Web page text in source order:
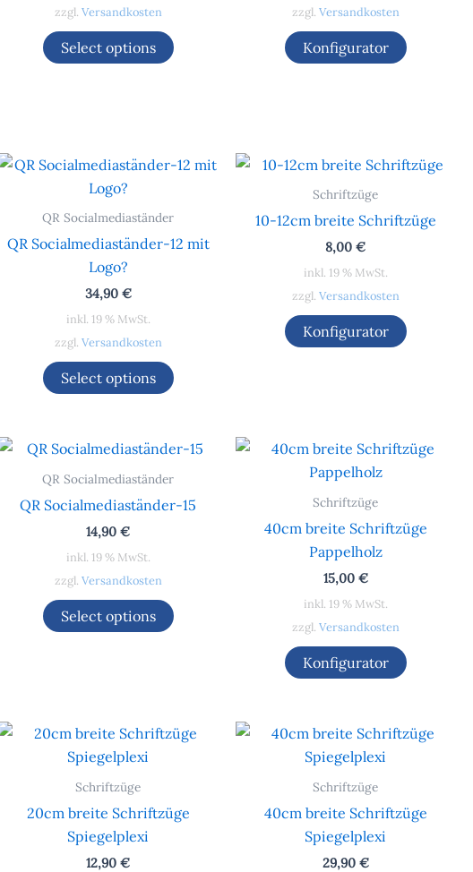
zzgl. Versandkosten
Select options
zzgl. Versandkosten
Konfigurator
QR Socialmediaständer
QR Socialmediaständer-12 mit
Logo?
34,90 €
inkl. 19 % MwSt.
zzgl. Versandkosten
Select options
Schriftzüge
10-12cm breite Schriftzüge
8,00€
inkl. 19 % MwSt.
zzgl. Versandkosten
Konfigurator
QR Socialmediaständer
QR Socialmediaständer-15
14,90€
inkl. 19 % MwSt.
zzgl. Versandkosten
Select options
Schriftzüge
40cm breite Schriftzüge
Pappelholz
15,00 €
inkl. 19 % MwSt.
zzgl. Versandkosten
Konfigurator
Schriftzüge
20cm breite Schriftzüge
Spiegelplexi
12,90€
Schriftzüge
40cm breite Schriftzüge
Spiegelplexi
29,90 €